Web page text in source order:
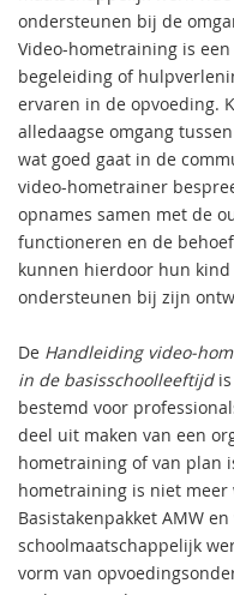
ondersteunen bij de
Video-hometraining is
begeleiding of
ervaren in de opvoeding.
alledaagse omgang
wat goed gaat in de
video-hometrainer
opnames samen met de
functioneren en de
kunnen hierdoor hun
ondersteunen bij zijn
De Handleiding video-
in de basisschoolleeftijdis
bestemd voor
deel uit maken van een
hometraining of van plan
hometraining is niet
Basistakenpakket AMW
schoolmaatschappelijk
vorm van